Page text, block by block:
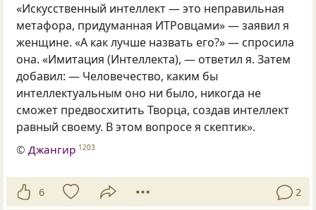
«Искусственный интеллект — это неправильная
метафора, придуманная ИТРовцами» — заявил я
женщине. «А как лучше назвать его?» — спросила
она. «Имитация (Интеллекта), — ответил я. Затем
добавил: — Человечество, каким бы
интеллектуальным оно ни было, никогда не
сможет предвосхитить Творца, создав интеллект
равный своему. В этом вопросе я скептик».
©Джангир 1203
6 2